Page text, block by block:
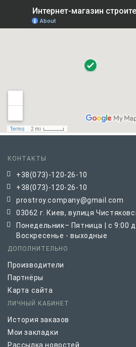
КОНТАКТЫ
+38(073)-120-26-10
+38(073)-120-26-10
prostroy.company@gmail.com
03062 г. Киев, вулиця
Понедельник– Пятница | с 9:00
Воскресенье - выходные
ДОПОЛНИТЕЛЬНО
Производители
Партнёры
Карта сайта
ЛИЧНЫЙ КАБИНЕТ
История заказов
Мои закладки
Рассылка новостей